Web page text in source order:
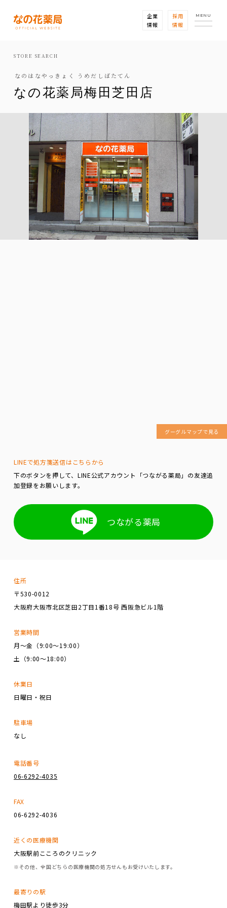
企業
情報
採用
情報
MENU
STORE SEARCH
なのはなやっきょく うめだしばたてん
なの花薬局梅田芝田店
グーグルマップで見る
LINEで処方箋送信はこちらから
下のボタンを押して、LINE公式アカウント「つながる薬局」の友達追
加登録をお願いします。
つながる薬局
住所
〒530-0012
大阪府大阪市北区芝田2丁目1番18号 西阪急ビル1階
営業時間
月～金（9:00～19:00）
土（9:00～18:00）
休業日
日曜日・祝日
駐車場
なし
電話番号
06-6292-4035
FAX
06-6292-4036
近くの医療機関
大阪駅前こころのクリニック
※その他、全国どちらの医療機関の処方せんもお受けいたします。
最寄りの駅
梅田駅より徒歩3分